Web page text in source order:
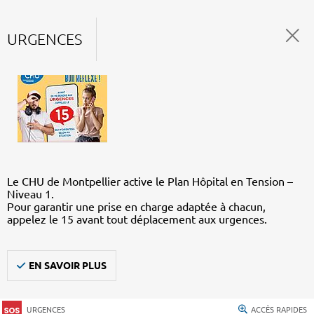
URGENCES
Le CHU de Montpellier active le Plan Hôpital en Tension –
Niveau 1.
Pour garantir une prise en charge adaptée à chacun,
appelez le 15 avant tout déplacement aux urgences.
EN SAVOIR PLUS
URGENCES ACCÈS RAPIDES